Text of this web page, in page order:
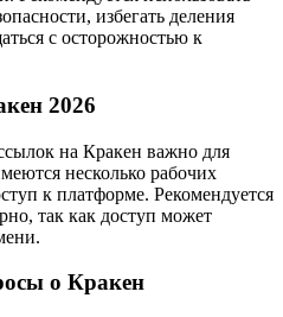
избегать деления
с осторожностью к
2026
на Кракен важно для
несколько рабочих
к платформе. Рекомендуется
так как доступ может
о Кракен